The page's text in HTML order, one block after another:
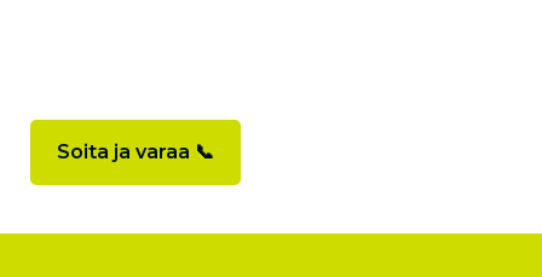
Soita ja varaa 📞